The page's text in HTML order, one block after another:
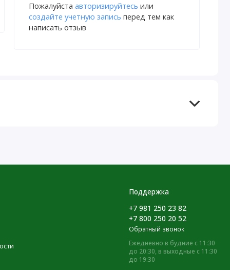
Пожалуйста авторизируйтесь или
создайте учетную запись перед тем как
написать отзыв
Поддержка
+7 981 250 23 82
+7 800 250 20 52
Обратный звонок
Ежедневно в будние с 11:30
до 20:30, в выходные с 11:30
до 19:30